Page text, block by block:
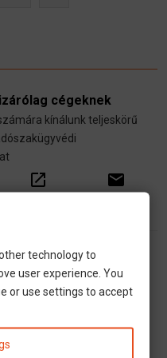
cégeknek
kínálunk teljeskörű
open_in_new email
technology to
user experience. You
or use settings to accept